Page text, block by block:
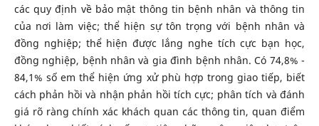
các quy định về bảo mật thông tin bệnh nhân và thông tin
của nơi làm việc; thể hiện sự tôn trọng với bệnh nhân và
đồng nghiệp; thể hiện được lắng nghe tích cực bạn học,
đồng nghiệp, bệnh nhân và gia đình bệnh nhân. Có 74,8% -
84,1% số em thể hiện ứng xử phù hợp trong giao tiếp, biết
cách phản hồi và nhận phản hồi tích cực; phân tích và đánh
giá rõ ràng chính xác khách quan các thông tin, quan điểm